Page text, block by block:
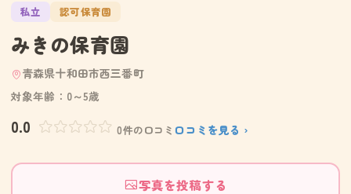
私立 認可保育園
みきの保育園
青森県十和田市西三番町
対象年齢：0～5歳
0.0 0件の口コミ 口コミを見る ›
写真を投稿する